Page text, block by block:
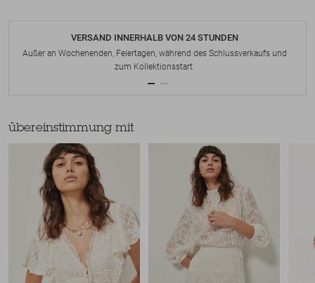
VERSAND INNERHALB VON 24 STUNDEN
Außer an Wochenenden, Feiertagen, während des Schlussverkaufs und
zum Kollektionsstart.
übereinstimmung mit